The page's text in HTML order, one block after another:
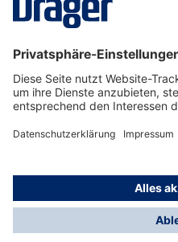
Dräger Austria GmbH
Über Dräger
Informationen
© Dräger Austria GmbH,
* Alle Preise exkl. gesetzl.
Versandkosten und ggf.